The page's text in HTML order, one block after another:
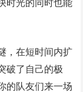
时光的同时也能
，在短时间内扩
破了自己的极
的队友们来一场